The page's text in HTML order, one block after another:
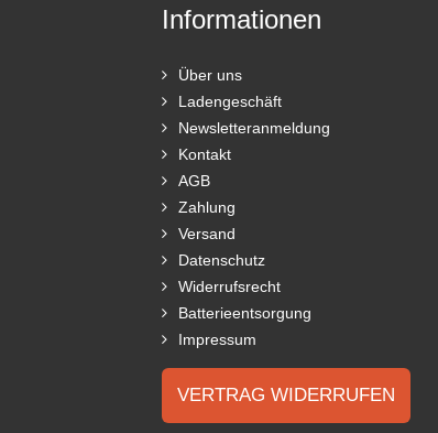
Informationen
Über uns
Ladengeschäft
Newsletteranmeldung
Kontakt
AGB
Zahlung
Versand
Datenschutz
Widerrufsrecht
Batterieentsorgung
Impressum
VERTRAG WIDERRUFEN